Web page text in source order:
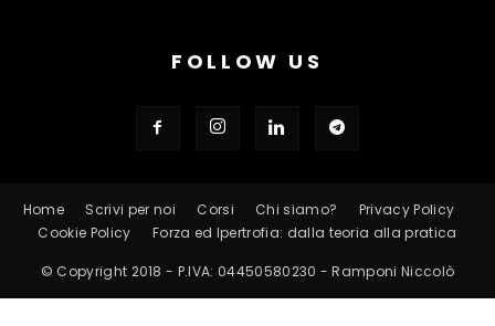
FOLLOW US
Home Scrivi per noi Corsi Chi siamo?
Privacy Policy
Cookie Policy
Forza ed Ipertrofia: dalla teoria alla pratica
© Copyright 2018 - P.IVA: 04450580230 - Ramponi Niccolò